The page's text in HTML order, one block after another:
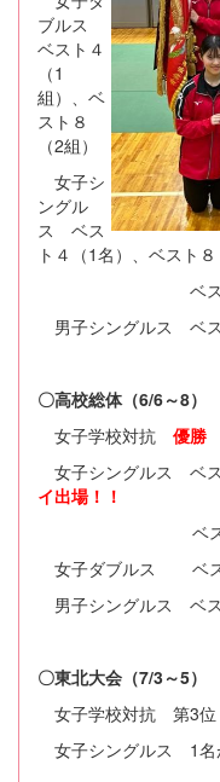
ブルス
ベスト４
（1
組）、ベ
スト８
（2組）
女子シ
ングル
ス ベス
ト４（1名）、ベスト８
ベスト１６
男子シングルス ベス
〇高校総体（6/6～8）
女子学校対抗 優勝
女子シングルス ベ
イ出場！！
ベスト1２
女子ダブルス ベス
男子シングルス ベ
〇東北大会（7/3～5）
女子学校対抗 第3位
女子シングルス 1名